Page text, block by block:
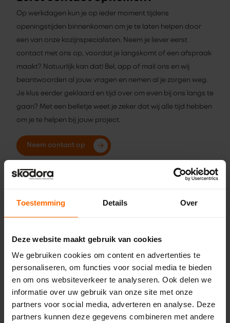
Toestemming Details Over
Deze website maakt gebruik van cookies
We gebruiken cookies om content en advertenties te
personaliseren, om functies voor social media te bieden
en om ons websiteverkeer te analyseren. Ook delen we
informatie over uw gebruik van onze site met onze
partners voor social media, adverteren en analyse. Deze
partners kunnen deze gegevens combineren met andere
Op werkdagen kun je op ieder moment tijdens
openingstijden binnenkomen om je te laten helpen door
een van onze kozijnspecialisten. Neem je liever eerst
contact met ons op, voordat je langskomt of een afspraak
maakt? Natuurlijk kan dat! Bel, app of mail ons en wij
beantwoorden al jouw vragen en nemen al je zorgen weg.
Je klus eerder geklaard en tijd over om even bij ons langs te
gaan? Met een belletje weet je zeker dat wij alle tijd hebben
om je te helpen bij jouw project.
Neem contact op
Klantenservice
Begrippen
Plaatsen en inmeten
Afhalen en bezorgen
Service en garantie
Ik wil wel kopen, maar niet online bestellen. Kan